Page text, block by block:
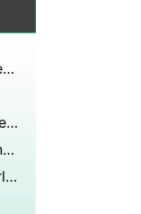
Hvordan kan du korte ned mensen til kortere dager?
Kan du bruke Faktisk Bleach på tennene dine ?
Slik fjerner Tobakk flekker fra tennene naturlig
Bør de øverste tennene dine overlappe bunnen litt?